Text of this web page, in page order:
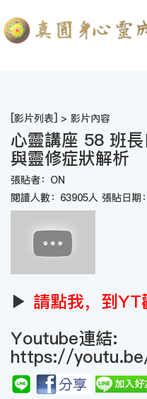
[影片列表] > 影片內容
心靈講座 58 班
與靈修症狀解析
張貼者：ON
閱讀人數：63905人 張貼日期
▶ 請點我，到YT
Youtube連結:
https://